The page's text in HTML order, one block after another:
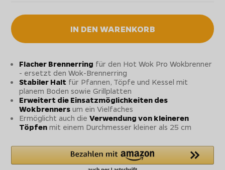
IN DEN WARENKORB
Flacher Brennerring für den Hot Wok Pro Wokbrenner
- ersetzt den Wok-Brennerring
Stabiler Halt für Pfannen, Töpfe und Kessel mit
planem Boden sowie Grillplatten
Erweitert die Einsatzmöglichkeiten des
Wokbrenners um ein Vielfaches
Ermöglicht auch dieVerwendung von kleineren
Töpfen mit einem Durchmesser kleiner als 25 cm